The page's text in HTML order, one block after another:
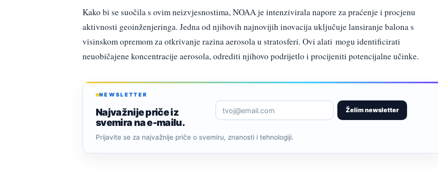
Kako bi se suočila s ovim neizvjesnostima, NOAA je intenzivirala napore za praćenje i procjenu
aktivnosti geoinženjeringa. Jedna od njihovih najnovijih inovacija uključuje lansiranje balona s
visinskom opremom za otkrivanje razina aerosola u stratosferi. Ovi alati mogu identificirati
neuobičajene koncentracije aerosola, odrediti njihovo podrijetlo i procijeniti potencijalne učinke.
NEWSLETTER
Najvažnije priče iz
svemira na e-mailu.
Želim newsletter
Prijavite se za najvažnije priče o svemiru, znanosti i tehnologiji.